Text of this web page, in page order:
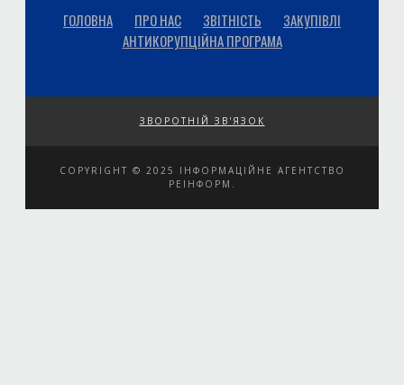
ГОЛОВНА ПРО НАС ЗВІТНІСТЬ
ЗАКУПІВЛІ
АНТИКОРУПЦІЙНА ПРОГРАМА
ЗВОРОТНІЙ ЗВ'ЯЗОК
COPYRIGHT © 2025 ІНФОРМАЦІЙНЕ АГЕНТСТВО
РЕІНФОРМ.